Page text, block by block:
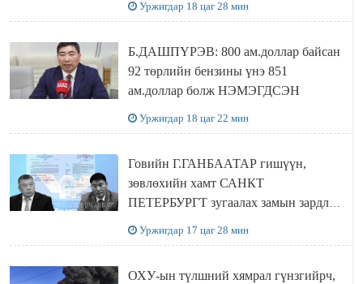
Уржигдар 18 цаг 28 мин
Б.ДАШПҮРЭВ: 800 ам.доллар байсан
92 төрлийн бензины үнэ 851
ам.доллар болж НЭМЭГДСЭН
Уржигдар 18 цаг 22 мин
Говийн Г.ГАНБААТАР гишүүн,
зөвлөхийн хамт САНКТ
ПЕТЕРБУРГТ зугаалах замын зардлаа
Уржигдар 17 цаг 28 мин
ОХУ-ын түлшний хямрал гүнзгийрч,